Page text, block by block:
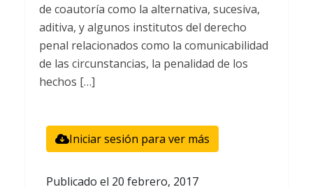
de coautoría como la alternativa, sucesiva,
aditiva, y algunos institutos del derecho
penal relacionados como la comunicabilidad
de las circunstancias, la penalidad de los
hechos […]
Iniciar sesión para ver más
Publicado el 20 febrero, 2017